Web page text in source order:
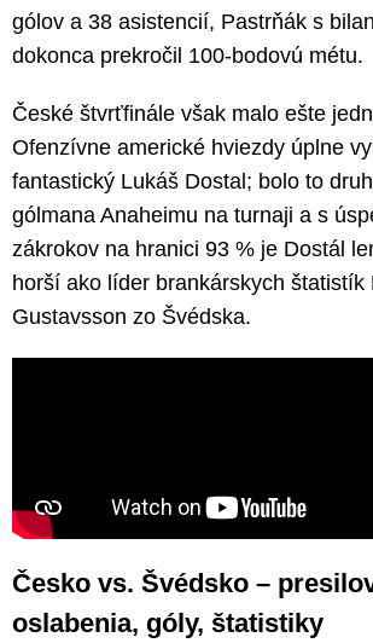
gólov a 38 asistencií, Pastrňák s
dokonca prekročil 100-bodovú métu.
České štvrťfinále však malo ešte
Ofenzívne americké hviezdy úplne
fantastický Lukáš Dostal; bolo to
gólmana Anaheimu na turnaji a s
zákrokov na hranici 93 % je Dostál
horší ako líder brankárskych štatistík
Gustavsson zo Švédska.
Česko vs. Švédsko –
oslabenia, góly, štatistiky